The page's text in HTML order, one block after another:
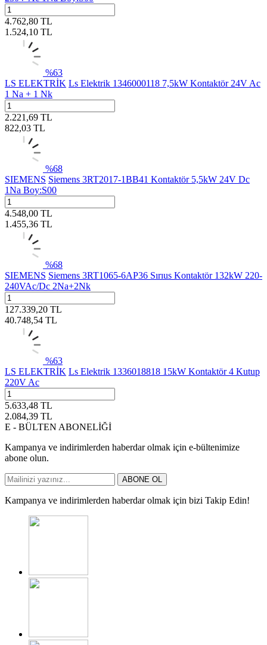
4.762,80 TL
1.524,10 TL
%63
LS ELEKTRİK Ls Elektrik 1346000118 7,5kW Kontaktör 24V Ac
1 Na + 1 Nk
2.221,69 TL
822,03 TL
%68
SIEMENS Siemens 3RT2017-1BB41 Kontaktör 5,5kW 24V Dc
1Na Boy:S00
4.548,00 TL
1.455,36 TL
%68
SIEMENS Siemens 3RT1065-6AP36 Sırıus Kontaktör 132kW 220-
240VAc/Dc 2Na+2Nk
127.339,20 TL
40.748,54 TL
%63
LS ELEKTRİK Ls Elektrik 1336018818 15kW Kontaktör 4 Kutup
220V Ac
5.633,48 TL
2.084,39 TL
E - BÜLTEN ABONELİĞİ
Kampanya ve indirimlerden haberdar olmak için e-bültenimize
abone olun.
ABONE OL
Kampanya ve indirimlerden haberdar olmak için bizi Takip Edin!